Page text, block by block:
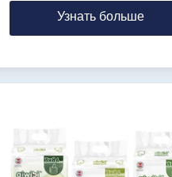
Узнать больше